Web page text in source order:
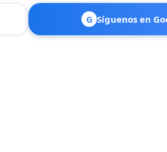
G Síguenos en